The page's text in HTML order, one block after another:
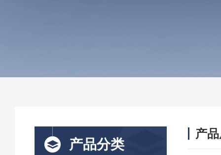
产品分类
产